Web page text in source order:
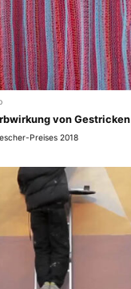
von Gestricken
Preises 2018